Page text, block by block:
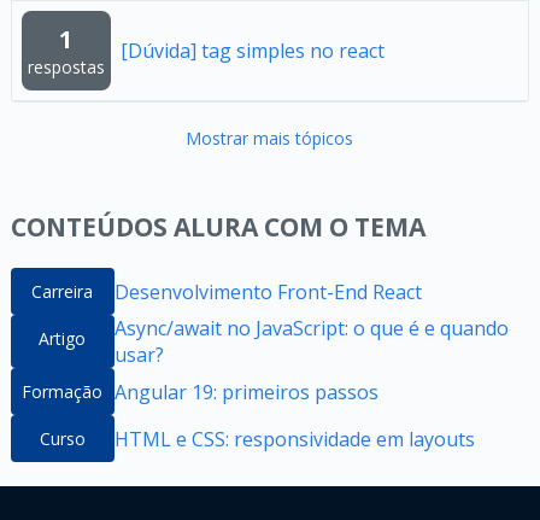
1
respostas
[Dúvida] tag simples no react
Mostrar mais tópicos
CONTEÚDOS ALURA COM O TEMA
Carreira Desenvolvimento Front-End React
Artigo
Async/await no JavaScript: o que é e quando
usar?
Formação Angular 19: primeiros passos
Curso HTML e CSS: responsividade em layouts